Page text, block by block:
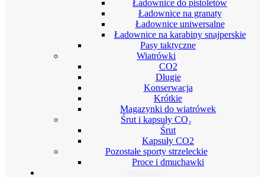
Ładownice do pistoletów
Ładownice na granaty
Ładownice uniwersalne
Ładownice na karabiny snajperskie
Pasy taktyczne
Wiatrówki
CO2
Długie
Konserwacja
Krótkie
Magazynki do wiatrówek
Śrut i kapsuły CO₂
Śrut
Kapsuły CO2
Pozostałe sporty strzeleckie
Proce i dmuchawki